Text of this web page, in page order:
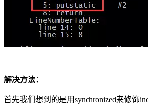
解决方法：
首先我们想到的是用synchronized来修饰